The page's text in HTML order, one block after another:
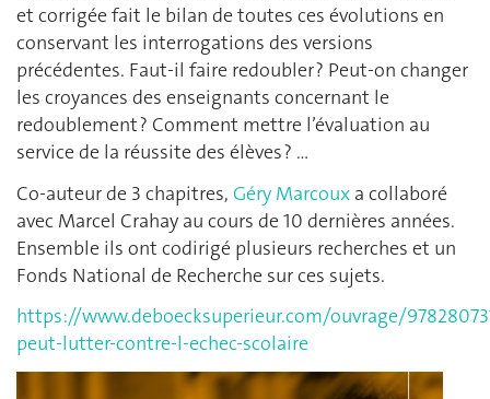
et corrigée fait le bilan de toutes ces évolutions en
conservant les interrogations des versions
précédentes. Faut-il faire redoubler ? Peut-on changer
les croyances des enseignants concernant le
redoublement ? Comment mettre l’évaluation au
service de la réussite des élèves ? …
Co-auteur de 3 chapitres, Géry Marcoux a collaboré
avec Marcel Crahay au cours de 10 dernières années.
Ensemble ils ont codirigé plusieurs recherches et un
Fonds National de Recherche sur ces sujets.
https://www.deboecksuperieur.com/ouvrage/
peut-lutter-contre-l-echec-scolaire